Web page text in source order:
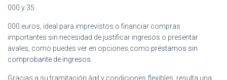
000 y 35.
000 euros, ideal para imprevistos o financiar compras
importantes sin necesidad de justificar ingresos o presentar
avales, como puedes ver en opciones como préstamos sin
comprobante de ingresos
Gracias a su tramitación ágil y condiciones flexibles, resulta una